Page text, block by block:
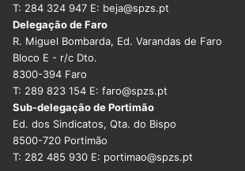
T: 284 324 947 E: beja@spzs.pt
Delegação de Faro
R. Miguel Bombarda, Ed. Varandas de Faro
Bloco E - r/c Dto.
8300-394 Faro
T: 289 823 154 E: faro@spzs.pt
Sub-delegação de Portimão
Ed. dos Sindicatos, Qta. do Bispo
8500-720 Portimão
T: 282 485 930 E: portimao@spzs.pt